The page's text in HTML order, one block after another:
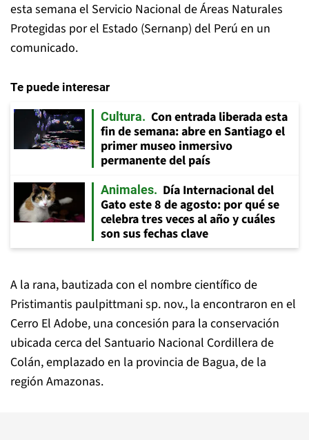
esta semana el Servicio Nacional de Áreas Naturales
Protegidas por el Estado (Sernanp) del Perú en un
comunicado.
Te puede interesar
Cultura
Con entrada liberada esta
fin de semana: abre en Santiago el
primer museo inmersivo
permanente del país
Animales
Día Internacional del
Gato este 8 de agosto: por qué se
celebra tres veces al año y cuáles
son sus fechas clave
A la rana, bautizada con el nombre científico de
Pristimantis paulpittmani sp. nov., la encontraron en el
Cerro El Adobe, una concesión para la conservación
ubicada cerca del Santuario Nacional Cordillera de
Colán, emplazado en la provincia de Bagua, de la
región Amazonas.